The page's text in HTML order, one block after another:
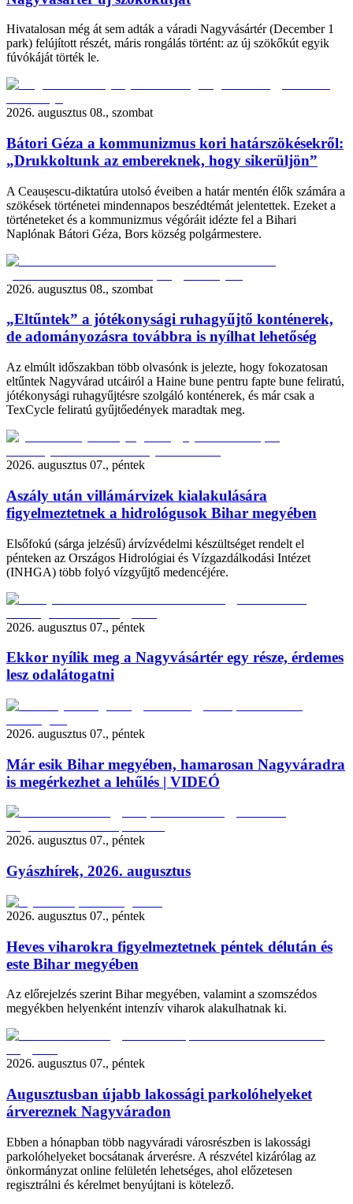
Hivatalosan még át sem adták a váradi Nagyvásártér (December 1
park) felújított részét, máris rongálás történt: az új szökőkút egyik
fúvókáját törték le.
2026. augusztus 08., szombat
Bátori Géza a kommunizmus kori határszökésekről:
„Drukkoltunk az embereknek, hogy sikerüljön”
A Ceaușescu-diktatúra utolsó éveiben a határ mentén élők számára a
szökések történetei mindennapos beszédtémát jelentettek. Ezeket a
történeteket és a kommunizmus végóráit idézte fel a Bihari
Naplónak Bátori Géza, Bors község polgármestere.
2026. augusztus 08., szombat
„Eltűntek” a jótékonysági ruhagyűjtő konténerek,
de adományozásra továbbra is nyílhat lehetőség
Az elmúlt időszakban több olvasónk is jelezte, hogy fokozatosan
eltűntek Nagyvárad utcáiról a Haine bune pentru fapte bune feliratú,
jótékonysági ruhagyűjtésre szolgáló konténerek, és már csak a
TexCycle feliratú gyűjtőedények maradtak meg.
2026. augusztus 07., péntek
Aszály után villámárvizek kialakulására
figyelmeztetnek a hidrológusok Bihar megyében
Elsőfokú (sárga jelzésű) árvízvédelmi készültséget rendelt el
pénteken az Országos Hidrológiai és Vízgazdálkodási Intézet
(INHGA) több folyó vízgyűjtő medencéjére.
2026. augusztus 07., péntek
Ekkor nyílik meg a Nagyvásártér egy része, érdemes
lesz odalátogatni
2026. augusztus 07., péntek
Már esik Bihar megyében, hamarosan Nagyváradra
is megérkezhet a lehűlés | VIDEÓ
2026. augusztus 07., péntek
Gyászhírek, 2026. augusztus
2026. augusztus 07., péntek
Heves viharokra figyelmeztetnek péntek délután és
este Bihar megyében
Az előrejelzés szerint Bihar megyében, valamint a szomszédos
megyékben helyenként intenzív viharok alakulhatnak ki.
2026. augusztus 07., péntek
Augusztusban újabb lakossági parkolóhelyeket
árvereznek Nagyváradon
Ebben a hónapban több nagyváradi városrészben is lakossági
parkolóhelyeket bocsátanak árverésre. A részvétel kizárólag az
önkormányzat online felületén lehetséges, ahol előzetesen
regisztrálni és kérelmet benyújtani is kötelező.